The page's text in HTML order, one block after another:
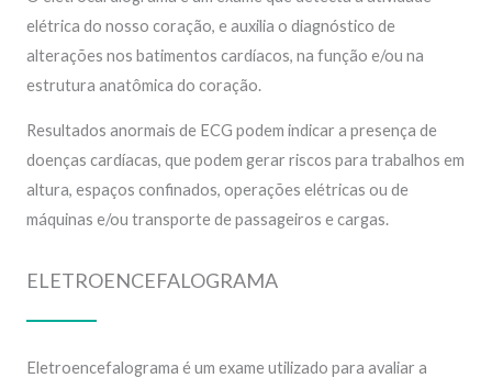
elétrica do nosso coração, e auxilia o diagnóstico de
alterações nos batimentos cardíacos, na função e/ou na
estrutura anatômica do coração.
Resultados anormais de ECG podem indicar a presença de
doenças cardíacas, que podem gerar riscos para trabalhos em
altura, espaços confinados, operações elétricas ou de
máquinas e/ou transporte de passageiros e cargas.
ELETROENCEFALOGRAMA
Eletroencefalograma é um exame utilizado para avaliar a